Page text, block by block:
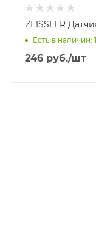
ZEISSLER
Есть в наличии: 1
246 руб./шт